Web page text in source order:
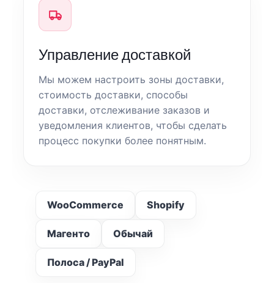
Управление доставкой
Мы можем настроить зоны доставки,
стоимость доставки, способы
доставки, отслеживание заказов и
уведомления клиентов, чтобы сделать
процесс покупки более понятным.
WooCommerce Shopify
Магенто Обычай
Полоса / PayPal